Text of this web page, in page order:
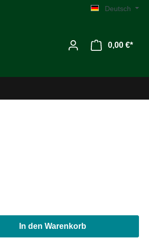
Deutsch
0,00 €*
MG C
In den Warenkorb